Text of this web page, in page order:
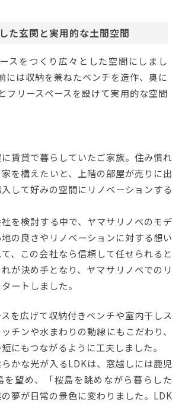
た玄関と実用的な土間空間
スをつくり広々とした空間にしまし
には収納を兼ねたベンチを造作、奥に
フリースペースを設けて実用的な空間
賃貸で暮らしていたご家族。住み慣れ
を構えたいと、上階の部屋が売りに出
して好みの空間にリノベーションする
を検討する中で、ヤマサリノベのモデ
の良さやリノベーションに対する想い
、この会社なら信頼して任せられると
が決め手となり、ヤマサリノベでのリ
ートしました。
を広げて収納付きベンチや室内干しス
チンや水まわりの動線にもこだわり、
にもつながるように工夫しました。
かな光が入るLDKは、窓越しには鹿児
を望め、「桜島を眺めながら暮らした
夢が日常の景色に変わりました。LDK